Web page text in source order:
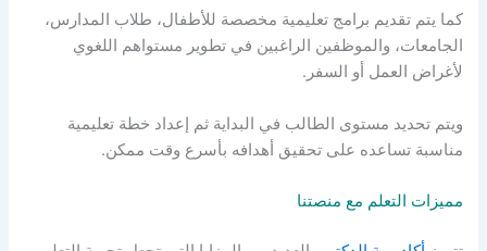
كما يتم تقديم برامج تعليمية مخصصة للأطفال، طلاب المدارس،
الجامعات، والموظفين الراغبين في تطوير مستواهم اللغوي
لأغراض العمل أو السفر.
ويتم تحديد مستوى الطالب في البداية ثم إعداد خطة تعليمية
مناسبة تساعده على تحقيق أهدافه بأسرع وقت ممكن.
مميزات التعلم مع منصتنا